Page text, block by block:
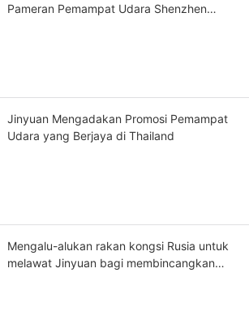
Pameran Pemampat Udara Shenzhen
Jinyuan Mengadakan Promosi Pemampat
Udara yang Berjaya di Thailand
Mengalu-alukan rakan kongsi Rusia untuk
melawat Jinyuan bagi membincangkan